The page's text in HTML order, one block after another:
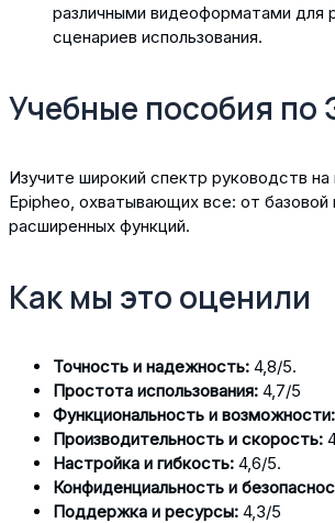
различными видеоформатами для
сценариев использования.
Учебные пособия
Изучите широкий спектр руководств
Epipheo, охватывающих все: от базовой
расширенных функций.
Как мы это оценили
Точность и надежность: 4,8/5.
Простота использования: 4,7/5
Функциональность и возможности:
Производительность и скорость:
Настройка и гибкость: 4,6/5.
Конфиденциальность и
Поддержка и ресурсы: 4,3/5